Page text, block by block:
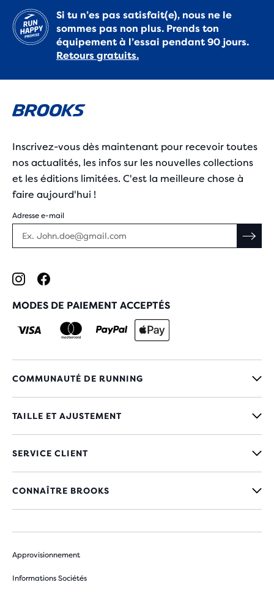
Si tu n’es pas satisfait(e), nous ne le
sommes pas non plus. Prends ton
équipement à l’essai pendant 90 jours.
Retours gratuits.
Inscrivez-vous dès maintenant pour recevoir toutes
nos actualités, les infos sur les nouvelles collections
et les éditions limitées. C'est la meilleure chose à
faire aujourd'hui !
Adresse e-mail
MODES DE PAIEMENT ACCEPTÉS
COMMUNAUTÉ DE RUNNING
TAILLE ET AJUSTEMENT
SERVICE CLIENT
CONNAÎTRE BROOKS
Approvisionnement
Informations Sociétés